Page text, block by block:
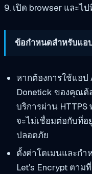
9. เปิด browser และไป
ข้อกำหนดสำหรับแอ
หากต้องการใช้แอป
Donetick ของคุณต้
บริการผ่าน
จะไม่เชื่อมต่อกับที่อ
ปลอดภัย
ตั้งค่าโดเมนและกำ
Let's Encrypt ตาม